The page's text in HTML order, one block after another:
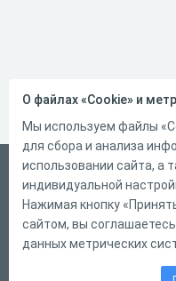
Русский
Справка
Форма обратной
О файлах «Cookie» и
Мы используем файлы
для сбора и анализа
использовании сайта, а
индивидуальной
Нажимая кнопку
сайтом, вы
данных метрических